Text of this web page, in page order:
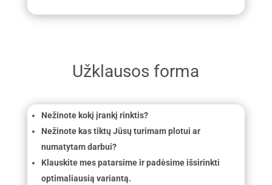
Užklausos forma
Nežinote kokį įrankį rinktis?
Nežinote kas tiktų Jūsų turimam plotui ar
numatytam darbui?
Klauskite mes patarsime ir padėsime išsirinkti
optimaliausią variantą.